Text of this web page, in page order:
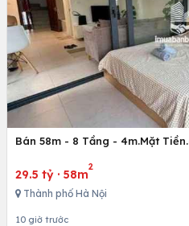
29.5 tỷ · 58m
2
Thành phố Hà Nội
10 giờ trước